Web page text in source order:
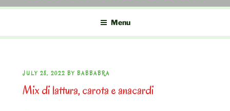
Menu
POSTED
ON
JULY 28, 2022 BY BABBABRA
Mix di lattura, carota e anacardi